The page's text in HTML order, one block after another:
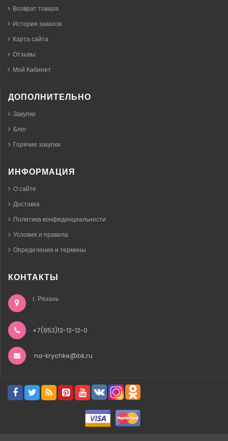
Возврат товара
История заказов
Карта сайта
Отзывы
Мой Кабинет
ДОПОЛНИТЕЛЬНО
Закупки
Блог
Горячие закупки
ИНФОРМАЦИЯ
О сайте
Доставка
Политика конфиденциальности
Условия и правила
Определения и термины
КОНТАКТЫ
г. Рязань
+7(952)12-12-12-0
na-krychke@bk.ru